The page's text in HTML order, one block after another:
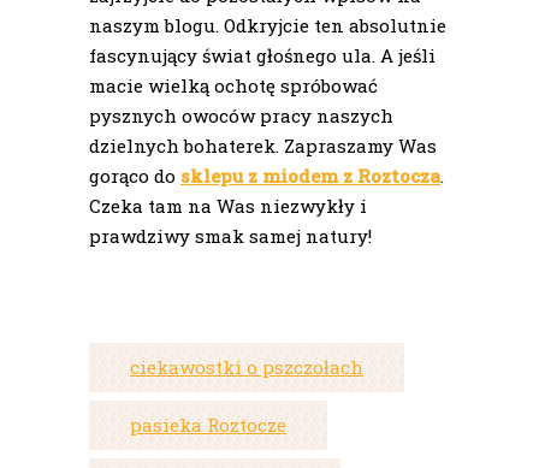
naszym blogu. Odkryjcie ten absolutnie
fascynujący świat głośnego ula. A jeśli
macie wielką ochotę spróbować
pysznych owoców pracy naszych
dzielnych bohaterek. Zapraszamy Was
gorąco do sklepu z miodem z Roztocza.
Czeka tam na Was niezwykły i
prawdziwy smak samej natury!
ciekawostki o pszczołach
pasieka Roztocze